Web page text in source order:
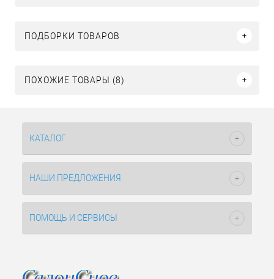
ПОДБОРКИ ТОВАРОВ
ПОХОЖИЕ ТОВАРЫ (8)
КАТАЛОГ
НАШИ ПРЕДЛОЖЕНИЯ
ПОМОЩЬ И СЕРВИСЫ